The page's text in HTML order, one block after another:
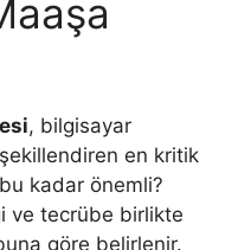
, bilgisayar
en kritik
kadar önemli?
ve tecrübe birlikte
göre belirlenir.